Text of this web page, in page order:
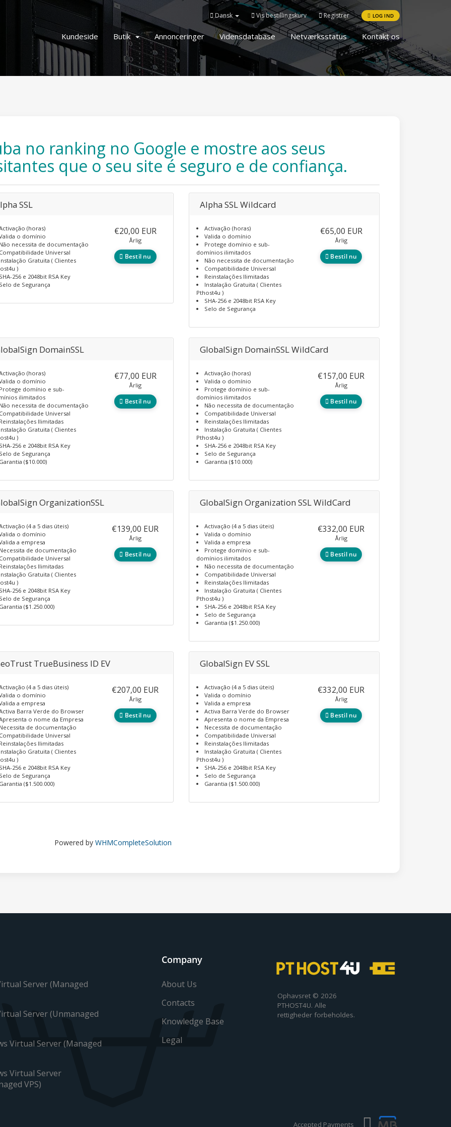
Dansk Vis bestillingskurv Registrer LOG IND
Kundeside Butik Annonceringer Vidensdatabase Netværksstatus Kontakt os
no ranking no Google e mostre aos seus
que o seu site é seguro e de confiança.
SSL
(horas)
o domínio
necessita de documentação
Universal
Gratuita ( Clientes
)
256 e 2048bit RSA Key
de Segurança
€20,00 EUR
Årlig
Bestil nu
Alpha SSL Wildcard
Activação (horas)
Valida o domínio
Protege domínio e sub-
domínios ilimitados
Não necessita de documentação
Compatibilidade Universal
Reinstalações Ilimitadas
Instalação Gratuita ( Clientes
Pthost4u )
SHA-256 e 2048bit RSA Key
Selo de Segurança
€65,00 EUR
Årlig
Bestil nu
DomainSSL
(horas)
o domínio
domínio e sub-
ilimitados
necessita de documentação
Universal
Ilimitadas
Gratuita ( Clientes
)
256 e 2048bit RSA Key
de Segurança
($10.000)
€77,00 EUR
Årlig
Bestil nu
GlobalSign DomainSSL WildCard
Activação (horas)
Valida o domínio
Protege domínio e sub-
domínios ilimitados
Não necessita de documentação
Compatibilidade Universal
Reinstalações Ilimitadas
Instalação Gratuita ( Clientes
Pthost4u )
SHA-256 e 2048bit RSA Key
Selo de Segurança
Garantia ($10.000)
€157,00 EUR
Årlig
Bestil nu
OrganizationSSL
(4 a 5 dias úteis)
o domínio
a empresa
de documentação
Universal
Ilimitadas
Gratuita ( Clientes
)
256 e 2048bit RSA Key
de Segurança
($1.250.000)
€139,00 EUR
Årlig
Bestil nu
GlobalSign Organization SSL WildCard
Activação (4 a 5 dias úteis)
Valida o domínio
Valida a empresa
Protege domínio e sub-
domínios ilimitados
Não necessita de documentação
Compatibilidade Universal
Reinstalações Ilimitadas
Instalação Gratuita ( Clientes
Pthost4u )
SHA-256 e 2048bit RSA Key
Selo de Segurança
Garantia ($1.250.000)
€332,00 EUR
Årlig
Bestil nu
TrueBusiness ID EV
(4 a 5 dias úteis)
o domínio
a empresa
Barra Verde do Browser
o nome da Empresa
de documentação
Universal
Ilimitadas
Gratuita ( Clientes
)
256 e 2048bit RSA Key
de Segurança
($1.500.000)
€207,00 EUR
Årlig
Bestil nu
GlobalSign EV SSL
Activação (4 a 5 dias úteis)
Valida o domínio
Valida a empresa
Activa Barra Verde do Browser
Apresenta o nome da Empresa
Necessita de documentação
Compatibilidade Universal
Reinstalações Ilimitadas
Instalação Gratuita ( Clientes
Pthost4u )
SHA-256 e 2048bit RSA Key
Selo de Segurança
Garantia ($1.500.000)
€332,00 EUR
Årlig
Bestil nu
Powered by WHMCompleteSolution
Server (Managed
Server (Unmanaged
Virtual Server (Managed
Virtual Server
VPS)
Company
About Us
Contacts
Knowledge Base
Legal
Ophavsret © 2026
PTHOST4U. Alle
rettigheder forbeholdes.
Accepted Payments